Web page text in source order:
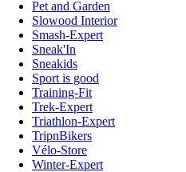
Pet and Garden
Slowood Interior
Smash-Expert
Sneak'In
Sneakids
Sport is good
Training-Fit
Trek-Expert
Triathlon-Expert
TripnBikers
Vélo-Store
Winter-Expert